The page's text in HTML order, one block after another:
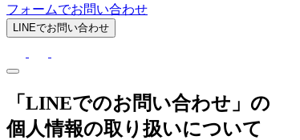
フォームでお問い合わせ
LINEでお問い合わせ
「LINEでのお問い合わせ」の
個人情報の取り扱いについて